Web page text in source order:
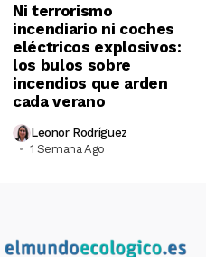
Ni terrorismo
incendiario ni coches
eléctricos explosivos:
los bulos sobre
incendios que arden
cada verano
Leonor Rodríguez
1 Semana Ago